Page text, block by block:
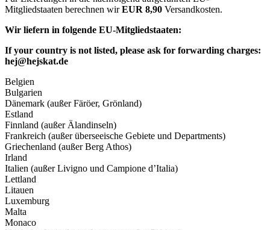
Mitgliedstaaten berechnen wirEUR 8,90 Versandkosten.
Wir liefern in folgende EU-Mitgliedstaaten:
If your country is not listed, please ask for forwarding charges:
hej@hejskat.de
Belgien
Bulgarien
Dänemark (außer Färöer, Grönland)
Estland
Finnland (außer Älandinseln)
Frankreich (außer überseeische Gebiete und Departments)
Griechenland (außer Berg Athos)
Irland
Italien (außer Livigno und Campione d’Italia)
Lettland
Litauen
Luxemburg
Malta
Monaco